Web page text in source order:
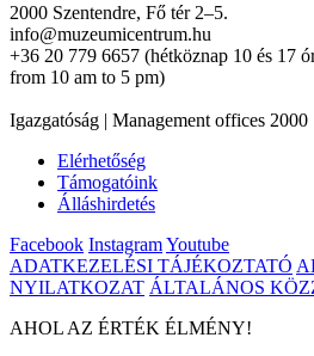
2000 Szentendre, Fő tér 2–5.
info@muzeumicentrum.hu
+36 20 779 6657 (hétköznap 10 és 17
from 10 am to 5 pm)
Igazgatóság | Management offices
Elérhetőség
Támogatóink
Álláshirdetés
Facebook InstagramYoutube
ADATKEZELÉSI TÁJÉKOZTATÓ
NYILATKOZAT ÁLTALÁNOS
AHOL AZ ÉRTÉK ÉLMÉNY!